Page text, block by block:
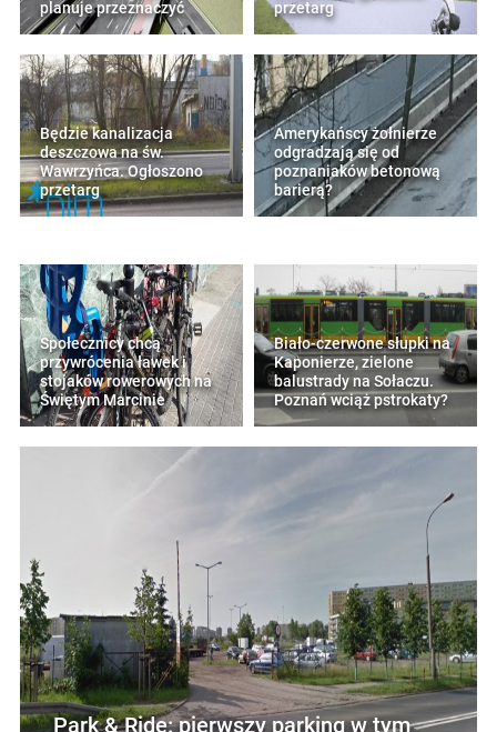
planuje przeznaczyć przetarg
Będzie kanalizacja
deszczowa na św.
Wawrzyńca. Ogłoszono
przetarg
Amerykańscy żołnierze
odgradzają się od
poznaniaków betonową
barierą?
Społecznicy chcą
przywrócenia ławek i
stojaków rowerowych na
Świętym Marcinie
Biało-czerwone słupki na
Kaponierze, zielone
balustrady na Sołaczu.
Poznań wciąż pstrokaty?
Park & Ride: pierwszy parking w tym